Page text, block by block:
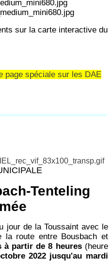
sur la carte interactive du
page spéciale sur les DAE
Tenteling
jour de la Toussaint avec le
la route entre Bousbach et
à partir de 8 heures (heure
2022 jusqu'au mardi